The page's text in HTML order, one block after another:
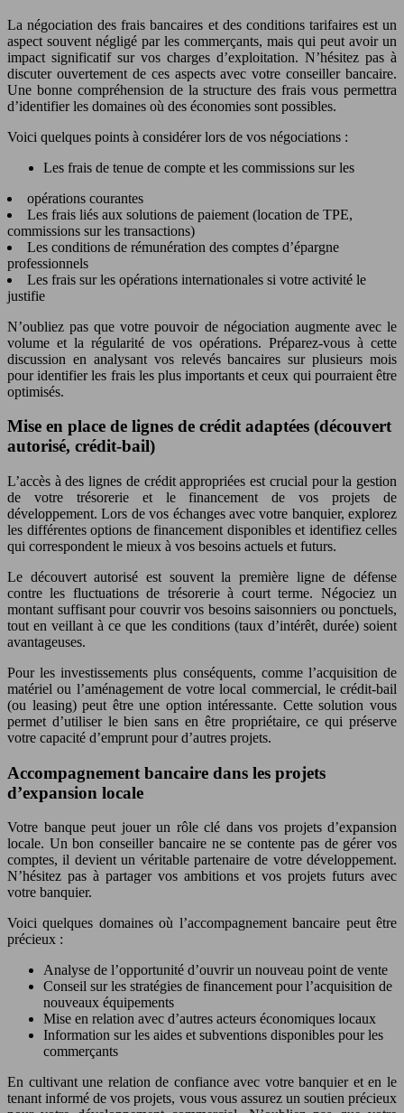
La négociation des frais bancaires et des conditions tarifaires est un
aspect souvent négligé par les commerçants, mais qui peut avoir un
impact significatif sur vos charges d’exploitation. N’hésitez pas à
discuter ouvertement de ces aspects avec votre conseiller bancaire.
Une bonne compréhension de la structure des frais vous permettra
d’identifier les domaines où des économies sont possibles.
Voici quelques points à considérer lors de vos négociations :
Les frais de tenue de compte et les commissions sur les
opérations courantes
Les frais liés aux solutions de paiement (location de TPE,
commissions sur les transactions)
Les conditions de rémunération des comptes d’épargne
professionnels
Les frais sur les opérations internationales si votre activité le
justifie
N’oubliez pas que votre pouvoir de négociation augmente avec le
volume et la régularité de vos opérations. Préparez-vous à cette
discussion en analysant vos relevés bancaires sur plusieurs mois
pour identifier les frais les plus importants et ceux qui pourraient être
optimisés.
Mise en place de lignes de crédit adaptées (découvert
autorisé, crédit-bail)
L’accès à des lignes de crédit appropriées est crucial pour la gestion
de votre trésorerie et le financement de vos projets de
développement. Lors de vos échanges avec votre banquier, explorez
les différentes options de financement disponibles et identifiez celles
qui correspondent le mieux à vos besoins actuels et futurs.
Le découvert autorisé est souvent la première ligne de défense
contre les fluctuations de trésorerie à court terme. Négociez un
montant suffisant pour couvrir vos besoins saisonniers ou ponctuels,
tout en veillant à ce que les conditions (taux d’intérêt, durée) soient
avantageuses.
Pour les investissements plus conséquents, comme l’acquisition de
matériel ou l’aménagement de votre local commercial, le crédit-bail
(ou leasing) peut être une option intéressante. Cette solution vous
permet d’utiliser le bien sans en être propriétaire, ce qui préserve
votre capacité d’emprunt pour d’autres projets.
Accompagnement bancaire dans les projets
d’expansion locale
Votre banque peut jouer un rôle clé dans vos projets d’expansion
locale. Un bon conseiller bancaire ne se contente pas de gérer vos
comptes, il devient un véritable partenaire de votre développement.
N’hésitez pas à partager vos ambitions et vos projets futurs avec
votre banquier.
Voici quelques domaines où l’accompagnement bancaire peut être
précieux :
Analyse de l’opportunité d’ouvrir un nouveau point de vente
Conseil sur les stratégies de financement pour l’acquisition de
nouveaux équipements
Mise en relation avec d’autres acteurs économiques locaux
Information sur les aides et subventions disponibles pour les
commerçants
En cultivant une relation de confiance avec votre banquier et en le
tenant informé de vos projets, vous vous assurez un soutien précieux